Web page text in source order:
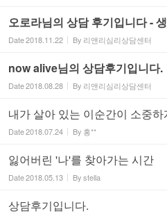
오로라님의 상담 후기입니다 -
Date2018.11.22 By 리앤리심리상담센터
now alive님의 상담후기입니다.
Date2018.08.28 By 리앤리심리상담센터
내가 살아 있는 이순간이 소중
Date2018.07.24 By 홍**
잃어버린 '나'를 찾아가는 시간
Date2018.05.13 Bystella
상담후기입니다.